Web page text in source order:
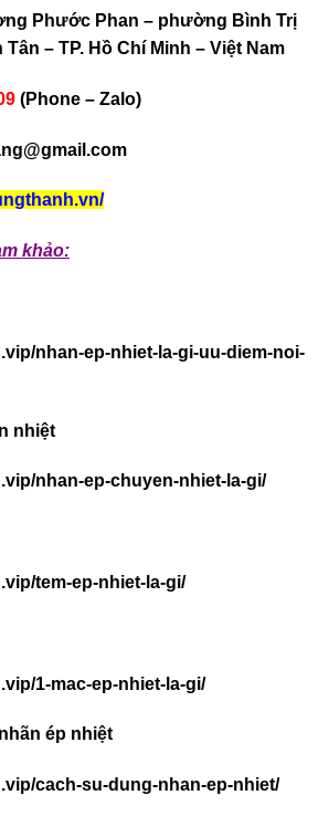
Phước Phan – phường Bình Trị
– TP. Hồ Chí Minh – Việt Nam
(Phone – Zalo)
khảo:
nhan-ep-nhiet-la-gi-uu-diem-noi-
nhiệt
nhan-ep-chuyen-nhiet-la-gi/
tem-ep-nhiet-la-gi/
1-mac-ep-nhiet-la-gi/
ép nhiệt
cach-su-dung-nhan-ep-nhiet/